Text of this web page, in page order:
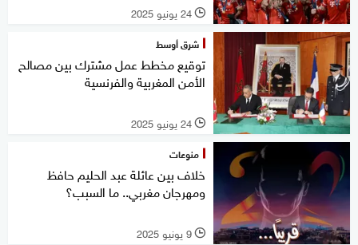
l 24 يونيو 2025
شرق أوسط
توقيع مخطط عمل مشترك بين مصالح
الأمن المغربية والفرنسية
l 24 يونيو 2025
منوعات
خلاف بين عائلة عبد الحليم حافظ
ومهرجان مغربي.. ما السبب؟
l 9 يونيو 2025